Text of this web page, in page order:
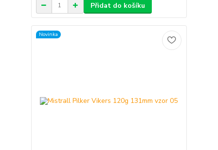
Přidat do košíku
Novinka